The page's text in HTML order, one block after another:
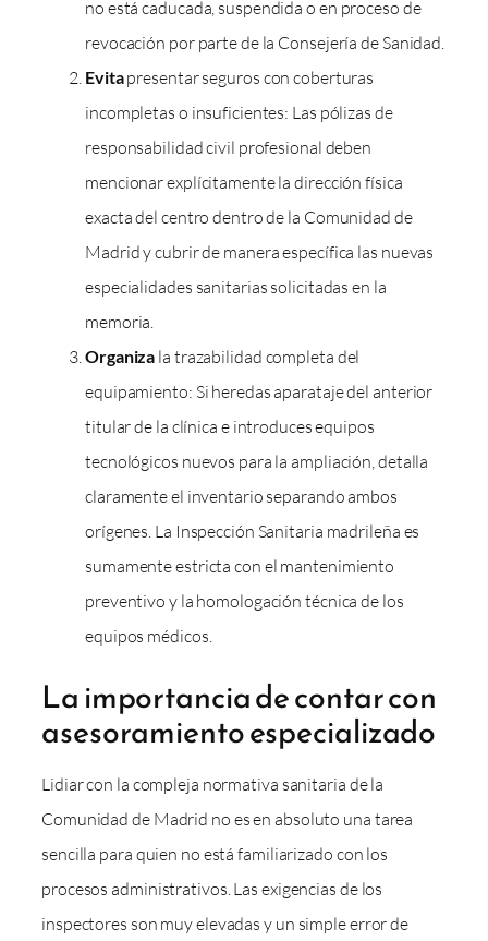
no está caducada, suspendida o en proceso de
revocación por parte de la Consejería de Sanidad.
Evitapresentar seguros con coberturas
incompletas o insuficientes: Las pólizas de
responsabilidad civil profesional deben
mencionar explícitamente la dirección física
exacta del centro dentro de la Comunidad de
Madrid y cubrir de manera específica las nuevas
especialidades sanitarias solicitadas en la
memoria.
Organiza la trazabilidad completa del
equipamiento: Si heredas aparataje del anterior
titular de la clínica e introduces equipos
tecnológicos nuevos para la ampliación, detalla
claramente el inventario separando ambos
orígenes. La Inspección Sanitaria madrileña es
sumamente estricta con el mantenimiento
preventivo y la homologación técnica de los
equipos médicos.
La importancia de contar con
asesoramiento especializado
Lidiar con la compleja normativa sanitaria de la
Comunidad de Madrid no es en absoluto una tarea
sencilla para quien no está familiarizado con los
procesos administrativos. Las exigencias de los
inspectores son muy elevadas y un simple error de